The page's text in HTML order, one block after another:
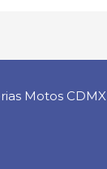
Motos CDMX